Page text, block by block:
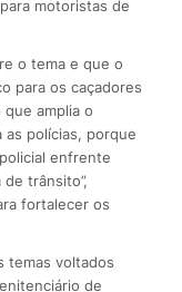
motoristas de
o tema e que o
para os caçadores
amplia o
as polícias, porque
enfrente
trânsito”,
fortalecer os
temas voltados
de